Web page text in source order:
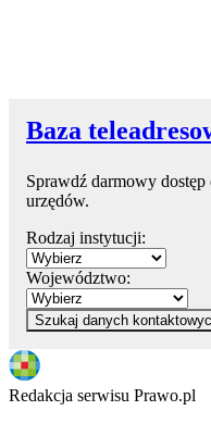
Baza
Sprawdź darmowy dostęp
urzędów.
Rodzaj instytucji:
Województwo:
Szukaj danych
Redakcja serwisu Prawo.pl